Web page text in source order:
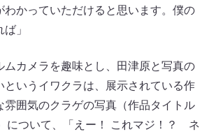
わかっていただけると思います。僕の
」
ムカメラを趣味とし、田津原と写真の
というイワクラは、展示されている作
雰囲気のクラゲの写真（作品タイトル
について、「えー！ これマジ！？ ネ